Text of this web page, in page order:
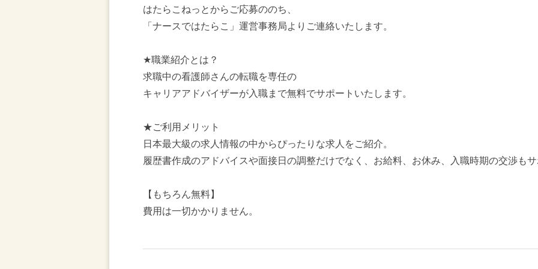
はたらこねっとからご応募ののち、
「ナースではたらこ」運営事務局よりご連絡いたします。
★職業紹介とは？
求職中の看護師さんの転職を専任の
キャリアアドバイザーが入職まで無料でサポートいたします。
★ご利用メリット
日本最大級の求人情報の中からぴったりな求人をご紹介。
履歴書作成のアドバイスや面接日の調整だけでなく、お給料、お休み、入職時期の交渉もサ
【もちろん無料】
費用は一切かかりません。